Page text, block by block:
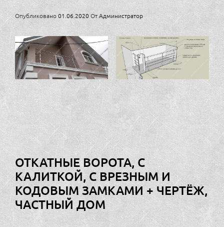
Опубликовано01.06.2020 ОтАдминистратор
ОТКАТНЫЕ ВОРОТА, С
КАЛИТКОЙ, С ВРЕЗНЫМ И
КОДОВЫМ ЗАМКАМИ + ЧЕРТЁЖ,
ЧАСТНЫЙ ДОМ